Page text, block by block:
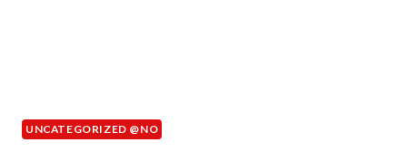
UNCATEGORIZED @NO